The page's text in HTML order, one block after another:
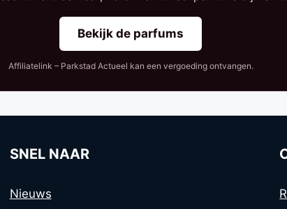
Bekijk de parfums
Affiliatelink – Parkstad Actueel kan een vergoeding ontvangen.
SNEL NAAR
Nieuws